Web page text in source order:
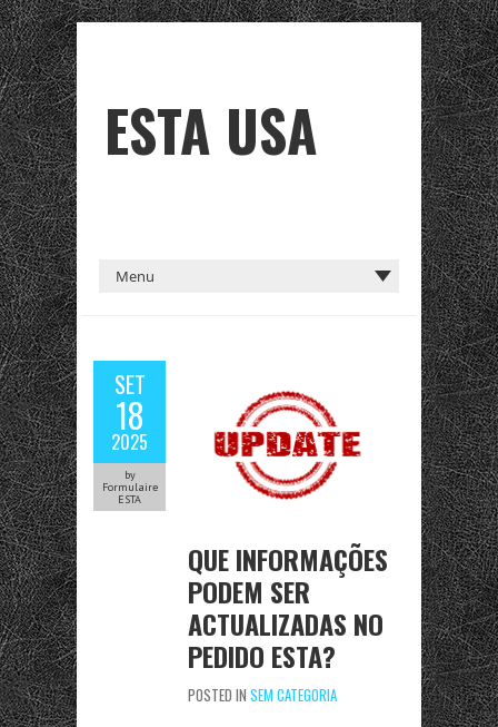
ESTA USA
SET
18
2025
by
Formulaire
ESTA
QUE INFORMAÇÕES
PODEM SER
ACTUALIZADAS NO
PEDIDO ESTA?
POSTED IN SEM CATEGORIA